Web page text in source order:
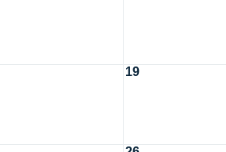
19